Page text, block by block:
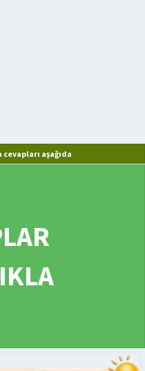
aşağıda